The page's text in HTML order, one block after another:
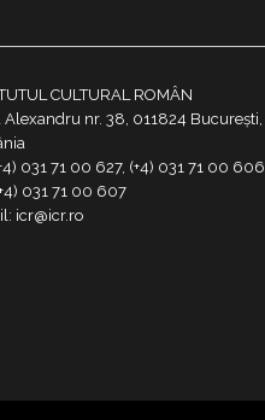
CULTURAL ROMÂN
Alexandru nr. 38, 011824 București,
031 71 00 627, (+4) 031 71 00 606
031 71 00 607
icr@icr.ro